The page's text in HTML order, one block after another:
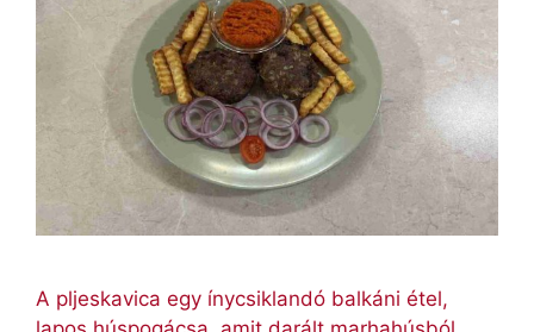
A pljeskavica egy ínycsiklandó balkáni étel,